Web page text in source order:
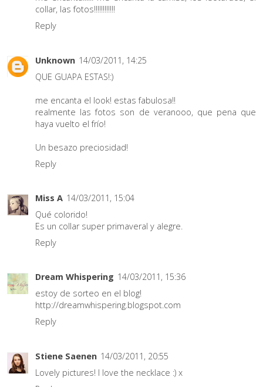
collar, las fotos!!!!!!!!!!!!
Reply
Unknown 14/03/2011, 14:25
QUE GUAPA ESTAS!:)
me encanta el look! estas fabulosa!!
realmente las fotos son de veranooo, que pena que
haya vuelto el frío!
Un besazo preciosidad!
Reply
Miss A 14/03/2011, 15:04
Qué colorido!
Es un collar super primaveral y alegre.
Reply
Dream Whispering 14/03/2011, 15:36
estoy de sorteo en el blog!
http://dreamwhispering.blogspot.com
Reply
Stiene Saenen 14/03/2011, 20:55
Lovely pictures! I love the necklace :) x